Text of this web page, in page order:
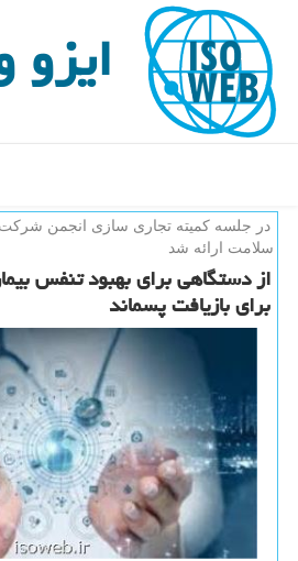
در جلسه كمیته تجاری سازی انجمن شركت
سلامت ارائه شد
از دستگاهی برای بهبود تنفس
برای بازیافت پسماند